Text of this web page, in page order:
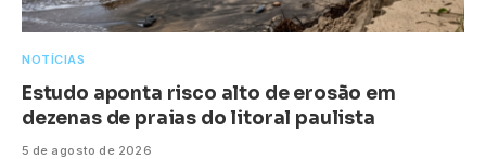
NOTÍCIAS
Estudo aponta risco alto de erosão em
dezenas de praias do litoral paulista
5 de agosto de 2026